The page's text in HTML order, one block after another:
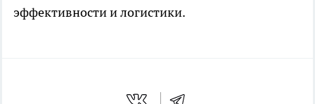
эффективности и логистики.